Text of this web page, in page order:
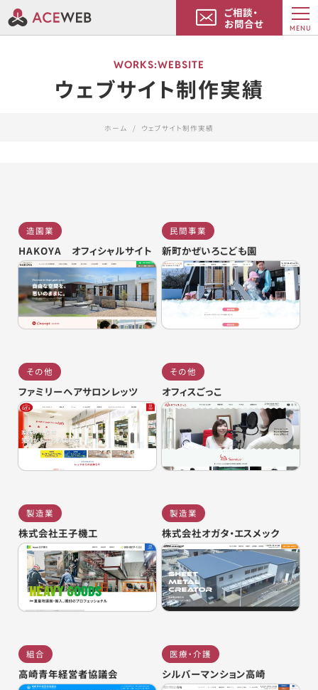
ご相談・
お問合せ
MENU
WORKS:WEBSITE
ウェブサイト制作実績
ホーム ウェブサイト制作実績
造園業
HAKOYA オフィシャルサイト
民間事業
新町かぜいろこども園
その他
ファミリーヘアサロンレッツ
その他
オフィスごっこ
製造業
株式会社王子機工
製造業
株式会社オガタ・エスメック
組合
高崎青年経営者協議会
医療・介護
シルバーマンション高崎